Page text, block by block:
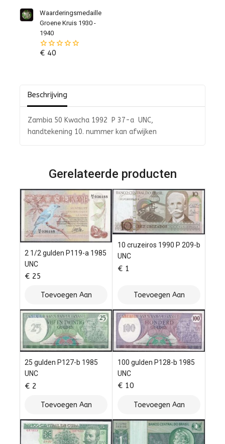
de
Waarderingsmedaille
Groene Kruis 1930 -
1940
0
€40
Beschrijving
Zambia 50 Kwacha 1992 P 37-a UNC,
handtekening 10. nummer kan afwijken
Gerelateerde producten
2 1/2 gulden P119-a 1985
UNC
€ 25
Toevoegen Aan
Winkelwagen
10 cruzeiros 1990 P 209-b
UNC
€ 1
Toevoegen Aan
Winkelwagen
25 gulden P127-b 1985
UNC
€ 2
Toevoegen Aan
Winkelwagen
100 gulden P128-b 1985
UNC
€ 10
Toevoegen Aan
Winkelwagen